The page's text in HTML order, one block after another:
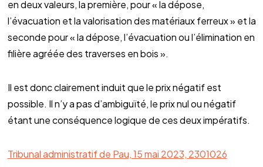
en deux valeurs, la première, pour « la dépose,
l’évacuation et la valorisation des matériaux ferreux » et la
seconde pour « la dépose, l’évacuation ou l’élimination en
filière agréée des traverses en bois ».
Il est donc clairement induit que le prix négatif est
possible. Il n’y a pas d’ambiguïté, le prix nul ou négatif
étant une conséquence logique de ces deux impératifs.
Tribunal administratif de Pau, 15 mai 2023, 2301026